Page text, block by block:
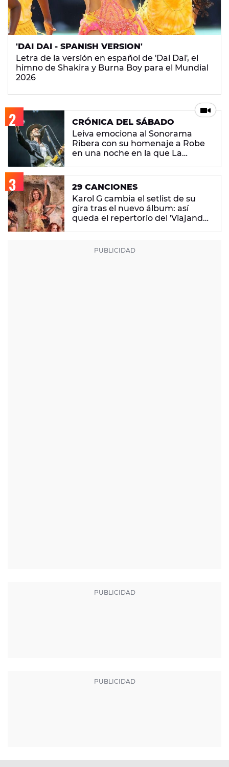
'DAI DAI - SPANISH VERSION'
Letra de la versión en español de 'Dai Dai', el
himno de Shakira y Burna Boy para el Mundial
2026
CRÓNICA DEL SÁBADO
Leiva emociona al Sonorama
Ribera con su homenaje a Robe
en una noche en la que La
29 CANCIONES
Karol G cambia el setlist de su
gira tras el nuevo álbum: así
queda el repertorio del 'Viajando